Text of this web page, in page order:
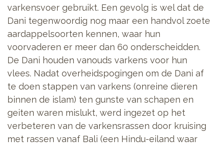
varkensvoer gebruikt. Een gevolg is wel dat de
Dani tegenwoordig nog maar een handvol zoete
aardappelsoorten kennen, waar hun
voorvaderen er meer dan 60 onderscheidden.
De Dani houden vanouds varkens voor hun
vlees. Nadat overheidspogingen om de Dani af
te doen stappen van varkens (onreine dieren
binnen de islam) ten gunste van schapen en
geiten waren mislukt, werd ingezet op het
verbeteren van de varkensrassen door kruising
met rassen vanaf Bali (een Hindu-eiland waar